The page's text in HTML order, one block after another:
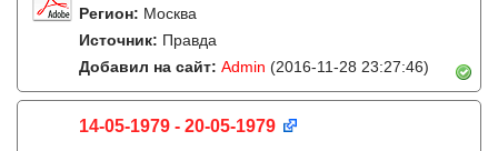
Регион: Москва
Источник: Правда
Добавил на сайт: Admin (2016-11-28 23:27:46)
14-05-1979 - 20-05-1979